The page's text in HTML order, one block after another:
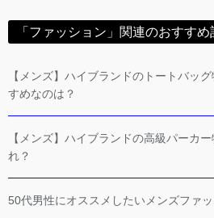
「ファッション」関連のおすすめ
【メンズ】ハイブランドのトートバッ
すめなのは？
【メンズ】ハイブランドの高級パーカ
れ？
50代男性にオススメしたいメンズファッ